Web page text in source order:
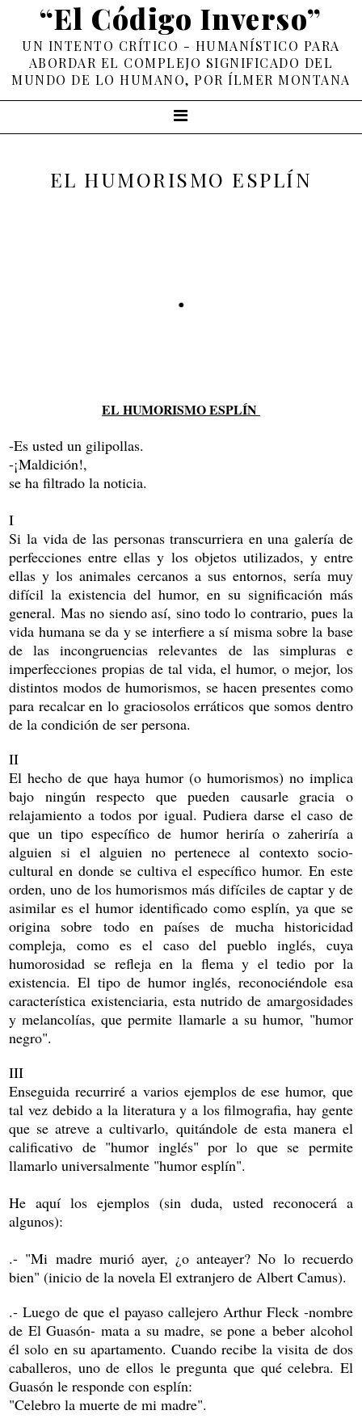
“El Código Inverso”
UN INTENTO CRÍTICO - HUMANÍSTICO PARA
ABORDAR EL COMPLEJO SIGNIFICADO DEL
MUNDO DE LO HUMANO, POR ÍLMER MONTANA
EL HUMORISMO ESPLÍN
EL HUMORISMO ESPLÍN
-Es usted un gilipollas.
-¡Maldición!,
se ha filtrado la noticia.
I
Si la vida de las personas transcurriera en una galería de
perfecciones entre ellas y los objetos utilizados, y entre
ellas y los animales cercanos a sus entornos, sería muy
difícil la existencia del humor, en su significación más
general. Mas no siendo así, sino todo lo contrario, pues la
vida humana se da y se interfiere a sí misma sobre la base
de las incongruencias relevantes de las simpluras e
imperfecciones propias de tal vida, el humor, o mejor, los
distintos modos de humorismos, se hacen presentes como
para recalcar en lo graciosolos erráticos que somos dentro
de la condición de ser persona.
II
El hecho de que haya humor (o humorismos) no implica
bajo ningún respecto que pueden causarle gracia o
relajamiento a todos por igual. Pudiera darse el caso de
que un tipo específico de humor heriría o zaheriría a
alguien si el alguien no pertenece al contexto socio-
cultural en donde se cultiva el específico humor. En este
orden, uno de los humorismos más difíciles de captar y de
asimilar es el humor identificado como esplín, ya que se
origina sobre todo en países de mucha historicidad
compleja, como es el caso del pueblo inglés, cuya
humorosidad se refleja en la flema y el tedio por la
existencia. El tipo de humor inglés, reconociéndole esa
característica existenciaria, esta nutrido de amargosidades
y melancolías, que permite llamarle a su humor, "humor
negro".
III
Enseguida recurriré a varios ejemplos de ese humor, que
tal vez debido a la literatura y a los filmografia, hay gente
que se atreve a cultivarlo, quitándole de esta manera el
calificativo de "humor inglés" por lo que se permite
llamarlo universalmente "humor esplín".
He aquí los ejemplos (sin duda, usted reconocerá a
algunos):
.- "Mi madre murió ayer, ¿o anteayer? No lo recuerdo
bien" (inicio de la novela El extranjero de Albert Camus).
.- Luego de que el payaso callejero Arthur Fleck -nombre
de El Guasón- mata a su madre, se pone a beber alcohol
él solo en su apartamento. Cuando recibe la visita de dos
caballeros, uno de ellos le pregunta que qué celebra. El
Guasón le responde con esplín:
"Celebro la muerte de mi madre".